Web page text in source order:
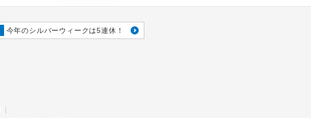
今年のシルバーウィークは5連休！